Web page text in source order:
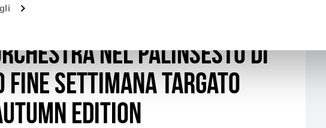
(nazionali ed europei)
FESTIVAL
INTERNAZIONALIZZAZIONE
Produzioni
rifletto e Shaloma
nel palinsesto di
fine settimana targato
Edition